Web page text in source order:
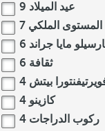
عيد الميلاد 9
المستوى الملكي 7
مايا جراند 6
ثقافة 6
بيتش 4
كازينو 4
ركوب الدراجات 4